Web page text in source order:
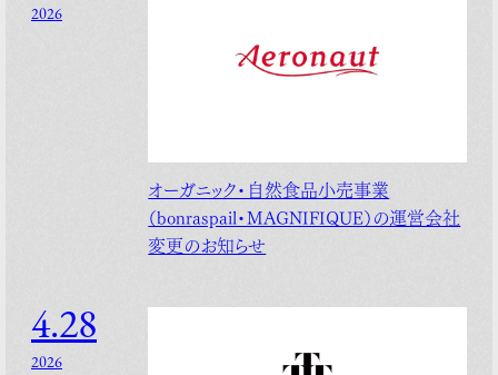
2026
オーガニック・自然食品小売事業
（bonraspail・MAGNIFIQUE）の運営会社
変更のお知らせ
4.28
2026